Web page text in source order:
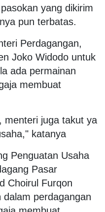
yang dikirim
pun terbatas.
Perdagangan,
Joko Widodo untuk
ada permainan
membuat
menteri juga takut ya
katanya
Penguatan Usaha
Pasar
Choirul Furqon
perdagangan